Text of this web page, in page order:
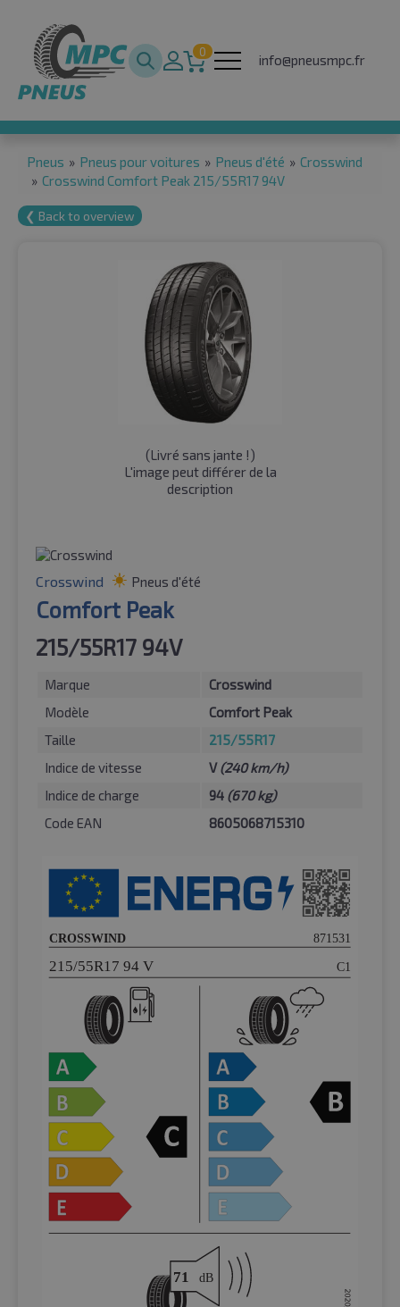
0
info@pneusmpc.fr
Pneus » Pneus pour voitures » Pneus d'été » Crosswind
» Crosswind Comfort Peak 215/55R17 94V
❮ Back to overview
(Livré sans jante !)
L'image peut différer de la
description
Crosswind Pneus d'été
Comfort Peak
215/55R17 94V
Marque
Crosswind
Modèle
Comfort Peak
Taille
215/55R17
Indice de vitesse
V(240 km/h)
Indice de charge
94 (670 kg)
Code EAN
8605068715310